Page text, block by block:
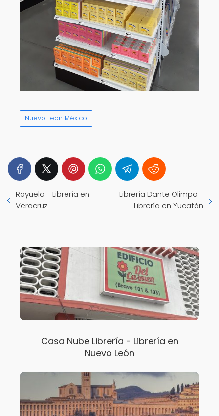
Nuevo León México
Rayuela - Librería en
Veracruz
Librería Dante Olimpo -
Librería en Yucatán
Casa Nube Librería - Librería en
Nuevo León